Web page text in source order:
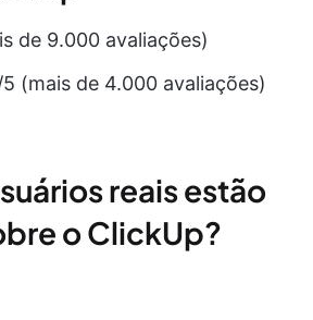
de 9.000 avaliações)
(mais de 4.000 avaliações)
reais estão
o ClickUp?